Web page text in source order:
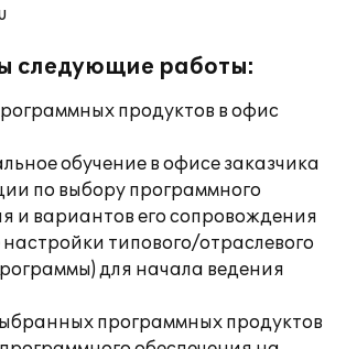
следующие работы:
продуктов в офис
обучение в офисе заказчика
по выбору программного
и вариантов его сопровождения
типового/отраслевого
для начала ведения
программных продуктов